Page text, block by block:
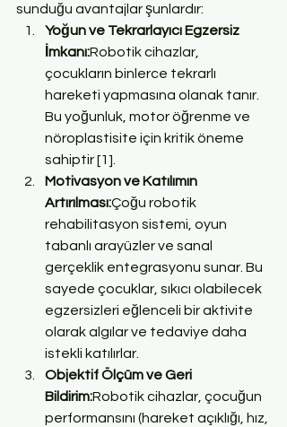
sunduğu avantajlar şunlardır:
Yoğun ve Tekrarlayıcı Egzersiz
İmkanı:Robotik cihazlar,
çocukların binlerce tekrarlı
hareketi yapmasına olanak tanır.
Bu yoğunluk, motor öğrenme ve
nöroplastisite için kritik öneme
sahiptir [1].
Motivasyon ve Katılımın
Artırılması:Çoğu robotik
rehabilitasyon sistemi, oyun
tabanlı arayüzler ve sanal
gerçeklik entegrasyonu sunar. Bu
sayede çocuklar, sıkıcı olabilecek
egzersizleri eğlenceli bir aktivite
olarak algılar ve tedaviye daha
istekli katılırlar.
Objektif Ölçüm ve Geri
Bildirim:Robotik cihazlar, çocuğun
performansını (hareket açıklığı, hız,